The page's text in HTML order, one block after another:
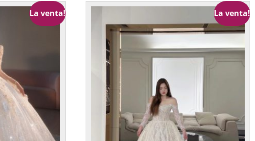
La venta! La venta!